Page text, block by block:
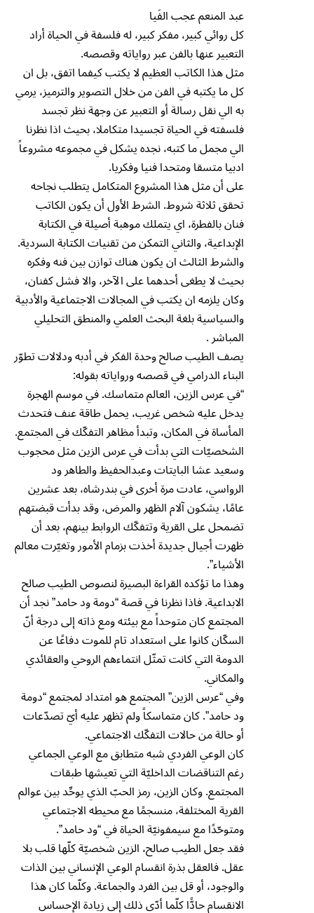
عبد المنعم عجب الفَيا
كل روائي كبير، مفكر كبير، له فلسفة في الحياة أراد
التعبير عنها بالفن عبر رواياته وقصصه.
مثل هذا الكاتب العظيم لا يكتب كيفما اتفق، بل ان
كل ما يكتبه في الفن من خلال التصوير والترميز، يرمي
به الي نقل رسالة أو التعبير عن وجهة نظر تجسد
فلسفته في الحياة تجسيدا متكاملا، بحيث اذا نظرنا
الي مجمل ما كتبه، نجده يشكل في مجموعه مشروعاً
ادبيا متسقا ومتحدا فنيا وفكريا.
على أن مثل هذا المشروع المتكامل يتطلب نجاحه
تحقق ثلاثة شروط. الشرط الأول أن يكون الكاتب
فنان بالفطرة، اي يتملك موهبة أصيلة في الكتابة
الإبداعية، والثاني التمكن من تقنيات الكتابة السردية.
والشرط الثالث ان يكون هناك توازن بين فنه وفكره
بحيث لا يطغى أحدهما على الآخر، والا فشل كفنان،
وكان يلزمه ان يكتب في المجالات الاجتماعية والأدبية
والسياسية بلغة البحث العلمي والمنطق التحليلي
المباشر .
يصف الطيب صالح وحدة الفكر في أدبه ودلالات تطوّر
البناء الدرامي في قصصه ورواياته بقوله:
“في عرس الزين، العالم متماسك. في موسم الهجرة
يدخل عليه شخص غريب، يحمل طاقة عنف فتحدث
المأساة في المكان، وتبدأ مظاهر التفكّك في المجتمع.
الشخصيّات التي بدأت في عرس الزين مثل محجوب
وسعيد عشا البايتات وعبدالحفيظ والطاهر ود
الرواسي، عادت مرة أخرى في بندرشاه، بعد عشرين
عامًا، يشكون آلام الظهر والمرض، وقد بدأت قبضتهم
تضمحل على القرية وتتفكّك الروابط بينهم، بعد أن
ظهرت أجيال جديدة أخذت بزمام الأمور وتغيّرت معالم
الأشياء”.
وهذا ما تؤكده القراءة البصيرة لنصوص الطيب صالح
الابداعية. فاذا نظرنا في قصة “دومة ود حامد” نجد أن
المجتمع كان متوحداً مع بيئته ومع ذاته إلى درجة أنّ
السكّان كانوا على استعداد تام للموت دفاعًا عن
الدومة التي كانت تمثّل انتماءهم الروحي والعقائدي
والمكاني.
وفي “عرس الزين” المجتمع هو امتداد لمجتمع “دومة
ود حامد”. كان متماسكاً ولم تظهر عليه أيّ تصدّعات
أو حالة من حالات التفكّك الاجتماعي.
كان الوعي الفردي شبه متطابق مع الوعي الجماعي
رغم التناقضات الداخليّة التي تعيشها طبقات
المجتمع. وكان الزين، رمز الحبّ الذي يوحِّد بين عوالم
القرية المختلفة، منسجمًا مع محيطه الاجتماعي
ومتوحّدًا مع سيمفونيّة الحياة في “ود حامد”.
فقد جعل الطيب صالح، الزين شخصيّة كلّها قلب بلا
عقل. فالعقل بذرة انقسام الوعي الإنساني بين الذات
والوجود، أو قل بين الفرد والجماعة. وكلّما كان هذا
الانقسام حادًّا كلّما أدّى ذلك إلى زيادة الإحساس